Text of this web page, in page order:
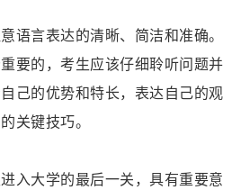
语言表达的清晰、简洁和准确。
要的，考生应该仔细聆听问题并
己的优势和特长，表达自己的观
关键技巧。
入大学的最后一关，具有重要意